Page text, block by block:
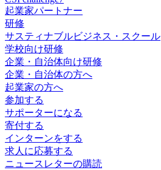
起業家パートナー
研修
サスティナブルビジネス・スクール
学校向け研修
企業・自治体向け研修
企業・自治体の方へ
起業家の方へ
参加する
サポーターになる
寄付する
インターンをする
求人に応募する
ニュースレターの購読